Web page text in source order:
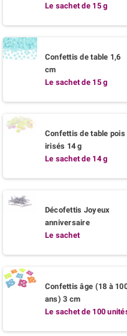
Le sachet de 15 g
Confettis de table 1,6
cm
Le sachet de 15 g
Confettis de table pois
irisés 14 g
Le sachet de 14 g
Décofettis Joyeux
anniversaire
Le sachet
Confettis âge (18 à
ans) 3 cm
Le sachet de 100